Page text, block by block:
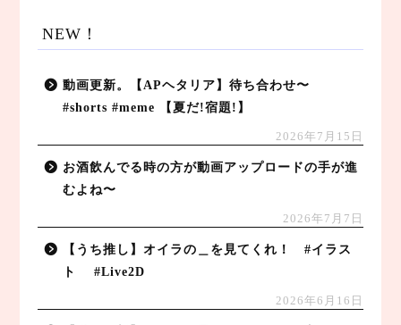
NEW！
動画更新。【APヘタリア】待ち合わせ〜
#shorts #meme 【夏だ!宿題!】
2026年7月15日
お酒飲んでる時の方が動画アップロードの手が進
むよね〜
2026年7月7日
【うち推し】オイラの＿を見てくれ！ #イラス
ト #Live2D
2026年6月16日